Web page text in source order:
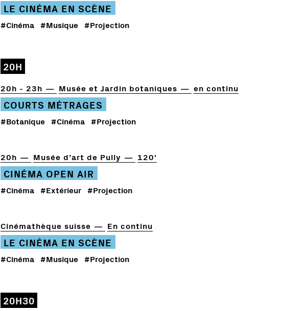
LE CINÉMA EN SCÈNE
#Cinéma #Musique #Projection
20H
20h - 23h Musée et Jardin botaniques en continu
COURTS MÉTRAGES
#Botanique #Cinéma #Projection
20h Musée d’art de Pully 120'
CINÉMA OPEN AIR
#Cinéma #Extérieur #Projection
Cinémathèque suisse En continu
LE CINÉMA EN SCÈNE
#Cinéma #Musique #Projection
20H30